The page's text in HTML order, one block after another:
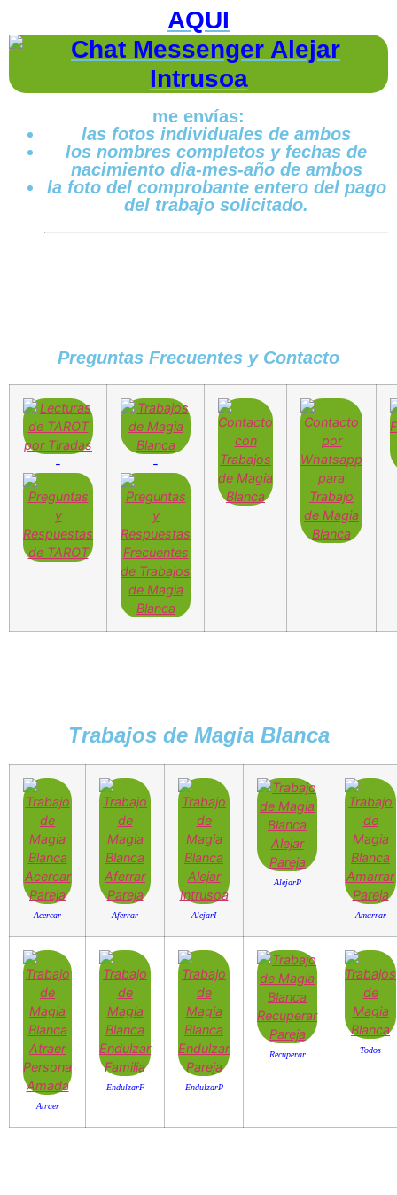
AQUI
me envías:
las fotos individuales de ambos
los nombres completos y fechas de
nacimiento dia-mes-año de ambos
la foto del comprobante entero del pago
del trabajo solicitado.
Preguntas Frecuentes y Contacto
- -
Trabajos de Magia Blanca
Acercar Aferrar AlejarI
AlejarP
Amarrar
Atraer
EndulzarF EndulzarP
Recuperar Todos